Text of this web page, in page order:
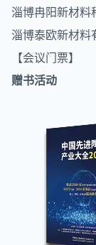
淄博冉阳新材料
淄博泰欧新材料
【会议门票】
赠书活动